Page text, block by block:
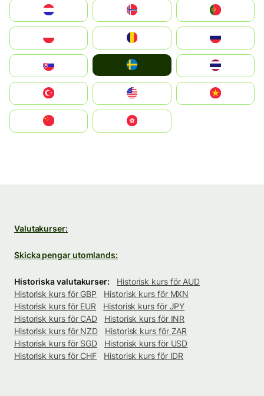
United States
中國香港特別行政區
Valutakurser:
Skicka pengar utomlands:
Historiska valutakurser:
Historisk kurs för AUD
Historisk kurs för GBP
Historisk kurs för MXN
Historisk kurs för EUR
Historisk kurs för JPY
Historisk kurs för CAD
Historisk kurs för INR
Historisk kurs för NZD
Historisk kurs för ZAR
Historisk kurs för SGD
Historisk kurs för USD
Historisk kurs för CHF
Historisk kurs för IDR